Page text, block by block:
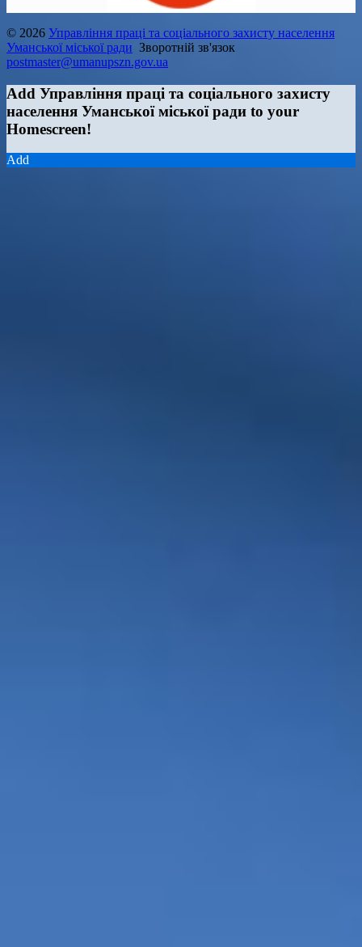
© 2026 Управління праці та соціального захисту населення
Уманської міської ради Зворотній зв'язок
postmaster@umanupszn.gov.ua
Add Управління праці та соціального захисту
населення Уманської міської ради to your
Homescreen!
Add